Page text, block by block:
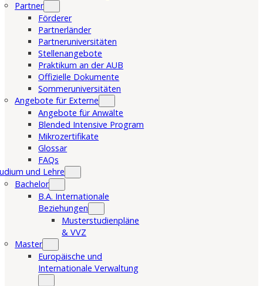
Partner
Förderer
Partnerländer
Partneruniversitäten
Stellenangebote
Praktikum an der AUB
Offizielle Dokumente
Sommeruniversitäten
Angebote für Externe
Angebote für Anwälte
Blended Intensive Program
Mikrozertifikate
Glossar
FAQs
und Lehre
Bachelor
B.A. Internationale
Beziehungen
Musterstudienpläne
& VVZ
Master
Europäische und
Internationale Verwaltung